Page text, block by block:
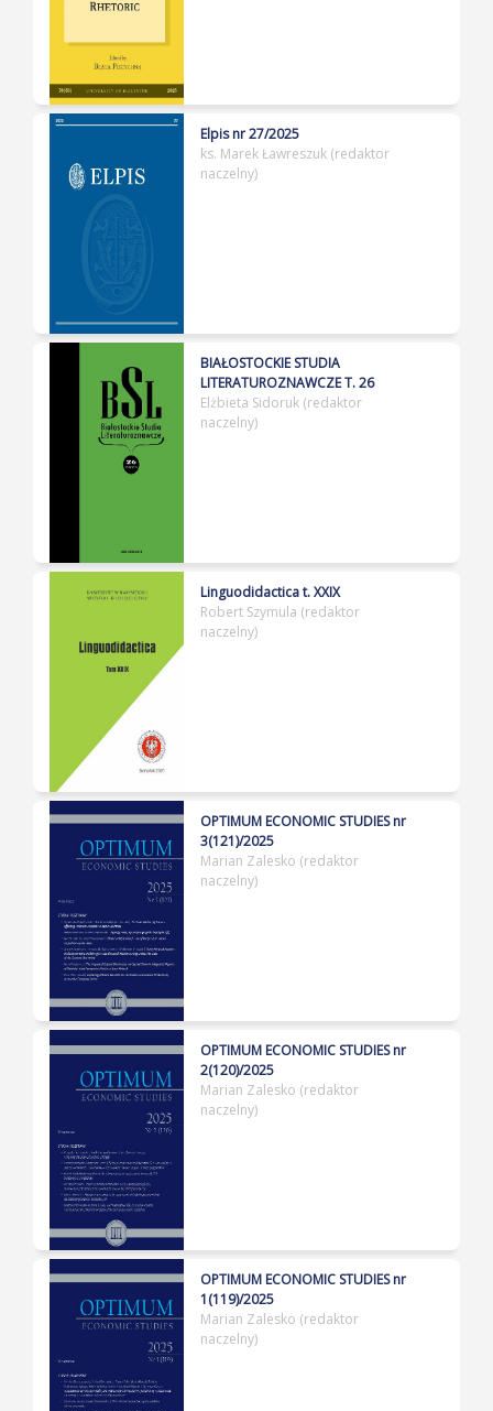
Elpis nr 27/2025
ks. Marek Ławreszuk (redaktor
naczelny)
BIAŁOSTOCKIE STUDIA
LITERATUROZNAWCZE T. 26
Elżbieta Sidoruk (redaktor
naczelny)
Linguodidactica t. XXIX
Robert Szymula (redaktor
naczelny)
OPTIMUM ECONOMIC STUDIES nr
3(121)/2025
Marian Zalesko (redaktor
naczelny)
OPTIMUM ECONOMIC STUDIES nr
2(120)/2025
Marian Zalesko (redaktor
naczelny)
OPTIMUM ECONOMIC STUDIES nr
1(119)/2025
Marian Zalesko (redaktor
naczelny)